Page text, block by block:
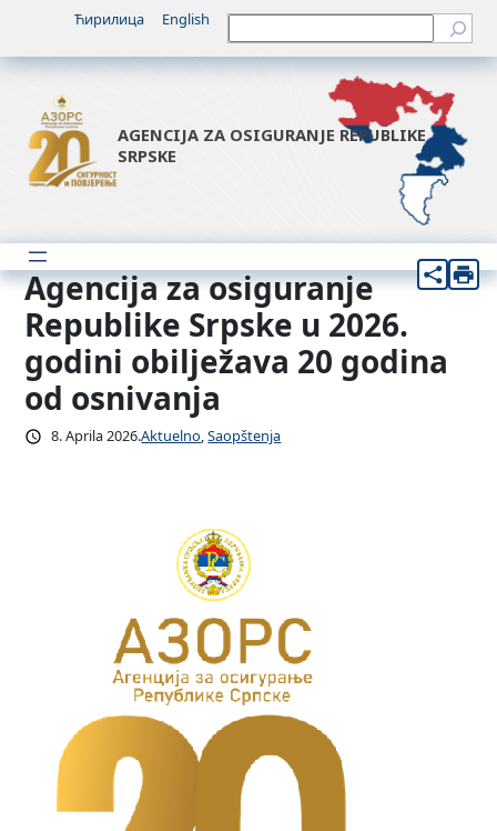
sadržaj
Ћирилица English Претрага
AGENCIJA ZA OSIGURANJE REPUBLIKE
SRPSKE
Agencija za osiguranje
Republike Srpske u 2026.
godini obilježava 20 godina
od osnivanja
8. Aprila 2026.Aktuelno, Saopštenja